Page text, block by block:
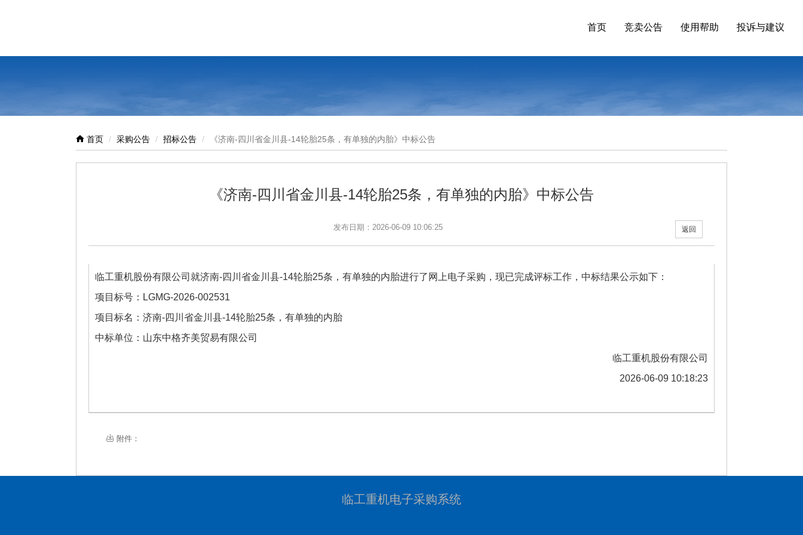
首页 竞卖公告 使用帮助 投诉与建议
首页 采购公告 招标公告 《济南-四川省金川县-14轮胎25条，有单独的内胎》中标公告
《济南-四川省金川县-14轮胎25条，有单独的内胎》中标公告
返回
发布日期：2026-06-09 10:06:25
临工重机股份有限公司 就济南-四川省金川县-14轮胎25条，有单独的内胎进行了网上电子采购，现已完成评标工作，中标结果公示如下：
项目标号： LGMG-2026-002531
项目标名： 济南-四川省金川县-14轮胎25条，有单独的内胎
中标单位： 山东中格齐美贸易有限公司
临工重机股份有限公司
2026-06-09 10:18:23
附件：
临工重机电子采购系统